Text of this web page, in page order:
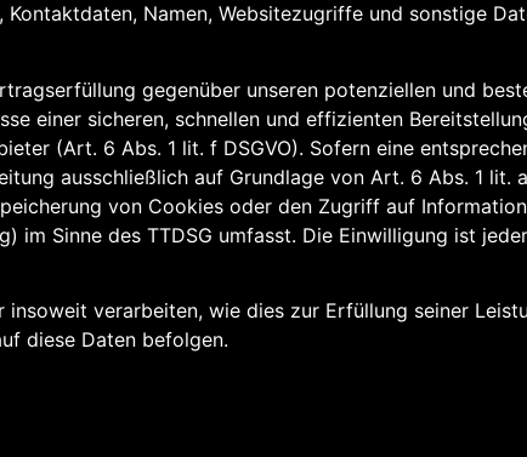
Namen, Websitezugriffe und sonstige
gegenüber unseren potenziellen und
einer sicheren, schnellen und effizienten
(Art. 6 Abs. 1 lit. f DSGVO). Sofern eine
ausschließlich auf Grundlage von Art. 6 Abs. 1 lit. a
von Cookies oder den Zugriff auf
im Sinne des TTDSG umfasst. Die Einwilligung ist
verarbeiten, wie dies zur Erfüllung seiner
diese Daten befolgen.